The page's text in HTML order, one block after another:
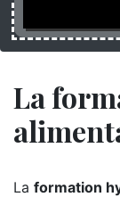
La
La formation